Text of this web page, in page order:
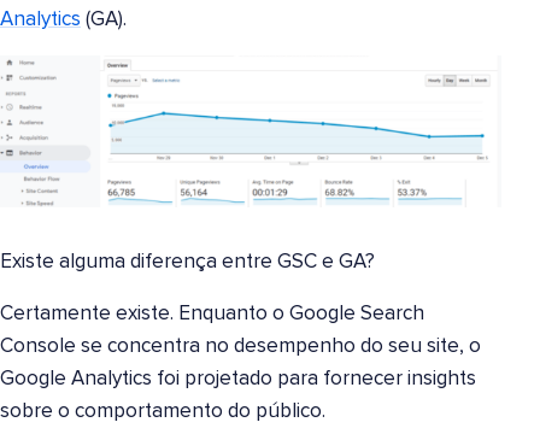
Analytics (GA).
Existe alguma diferença entre GSC e GA?
Certamente existe. Enquanto o Google Search
Console se concentra no desempenho do seu site, o
Google Analytics foi projetado para fornecer insights
sobre o comportamento do público.